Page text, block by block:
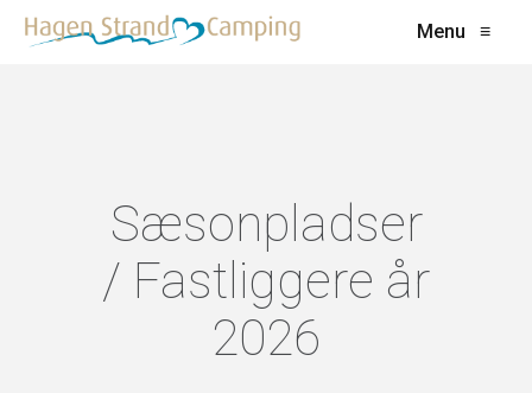
Menu ≡
Sæsonpladser
/ Fastliggere år
2026